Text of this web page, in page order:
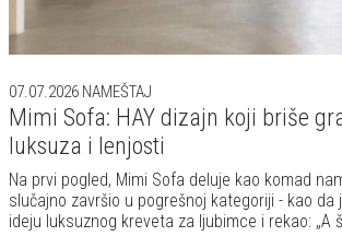
07.07.2026 NAMEŠTAJ
Mimi Sofa: HAY dizajn koji briše
luksuza i lenjosti
Na prvi pogled, Mimi Sofa deluje kao komad
slučajno završio u pogrešnoj kategoriji - kao da
ideju luksuznog kreveta za ljubimce i rekao: „A